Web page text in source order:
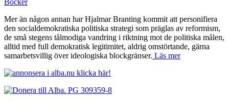
Mer än någon annan har Hjalmar Branting kommit att personifiera
den socialdemokratiska politiska strategi som präglas av reformism,
de små stegens tålmodiga vandring i riktning mot de politiska målen,
alltid med full demokratisk legitimitet, aldrig omstörtande, gärna
samarbetsvillig över ideologiska blockgränser. Läs mer